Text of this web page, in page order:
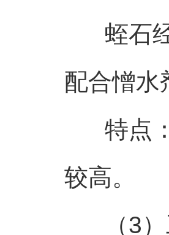
蛭石经
配合憎水
特点：
较高。
（3）